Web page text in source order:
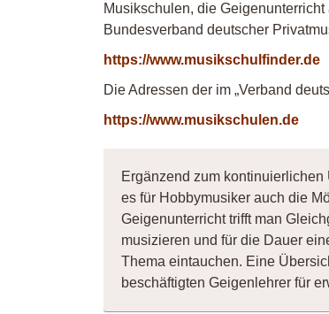
Musikschulen, die
Bundesverband deutscher
https://www.musikschulfinder.de
Die Adressen der im „Verband
https://www.musikschulen.de
Ergänzend zum
es für Hobbymusiker auch die
Geigenunterricht trifft man
musizieren und für die Dauer
Thema eintauchen. Eine
beschäftigten Geigenlehrer für